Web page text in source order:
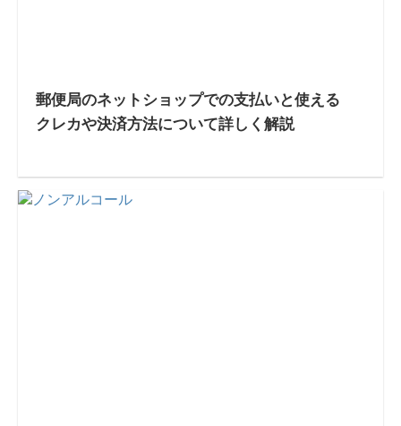
郵便局のネットショップでの支払いと使える
クレカや決済方法について詳しく解説